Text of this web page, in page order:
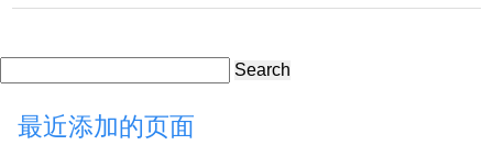
Search
最近添加的页面